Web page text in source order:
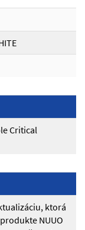
Critical
ktorá
NUUO